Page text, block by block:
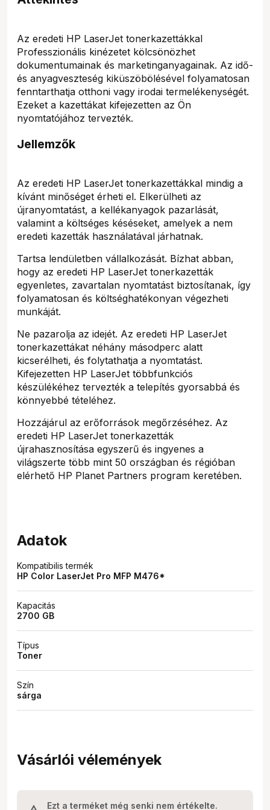
Az eredeti HP LaserJet tonerkazettákkal
Professzionális kinézetet kölcsönözhet
dokumentumainak és marketinganyagainak. Az idő-
és anyagveszteség kiküszöbölésével folyamatosan
fenntarthatja otthoni vagy irodai termelékenységét.
Ezeket a kazettákat kifejezetten az Ön
nyomtatójához tervezték.
Jellemzők
Az eredeti HP LaserJet tonerkazettákkal mindig a
kívánt minőséget érheti el. Elkerülheti az
újranyomtatást, a kellékanyagok pazarlását,
valamint a költséges késéseket, amelyek a nem
eredeti kazetták használatával járhatnak.
Tartsa lendületben vállalkozását. Bízhat abban,
hogy az eredeti HP LaserJet tonerkazetták
egyenletes, zavartalan nyomtatást biztosítanak, így
folyamatosan és költséghatékonyan végezheti
munkáját.
Ne pazarolja az idejét. Az eredeti HP LaserJet
tonerkazettákat néhány másodperc alatt
kicserélheti, és folytathatja a nyomtatást.
Kifejezetten HP LaserJet többfunkciós
készülékéhez tervezték a telepítés gyorsabbá és
könnyebbé tételéhez.
Hozzájárul az erőforrások megőrzéséhez. Az
eredeti HP LaserJet tonerkazetták
újrahasznosítása egyszerű és ingyenes a
világszerte több mint 50 országban és régióban
elérhető HP Planet Partners program keretében.
Adatok
Kompatibilis termék
HP Color LaserJet Pro MFP M476*
Kapacitás
2700 GB
Típus
Toner
Szín
sárga
Vásárlói vélemények
Ezt a terméket még senki nem értékelte.